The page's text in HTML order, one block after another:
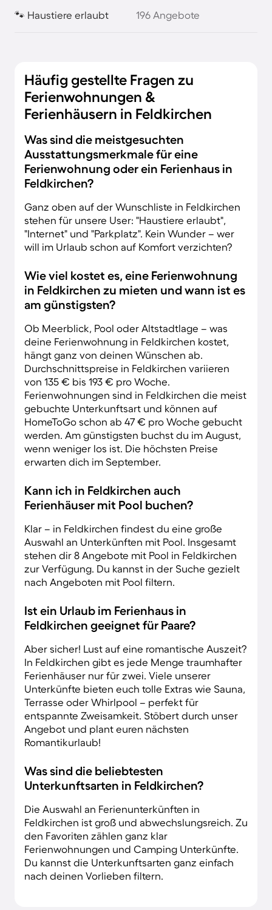
🐾 Haustiere erlaubt 196 Angebote
Häufig gestellte Fragen zu
Ferienwohnungen &
Ferienhäusern in Feldkirchen
Was sind die meistgesuchten
Ausstattungsmerkmale für eine
Ferienwohnung oder ein Ferienhaus in
Feldkirchen?
Ganz oben auf der Wunschliste in Feldkirchen
stehen für unsere User: "Haustiere erlaubt",
"Internet" und "Parkplatz". Kein Wunder – wer
will im Urlaub schon auf Komfort verzichten?
Wie viel kostet es, eine Ferienwohnung
in Feldkirchen zu mieten und wann ist es
am günstigsten?
Ob Meerblick, Pool oder Altstadtlage – was
deine Ferienwohnung in Feldkirchen kostet,
hängt ganz von deinen Wünschen ab.
Durchschnittspreise in Feldkirchen variieren
von 135 € bis 193 € pro Woche.
Ferienwohnungen sind in Feldkirchen die meist
gebuchte Unterkunftsart und können auf
HomeToGo schon ab 47 € pro Woche gebucht
werden. Am günstigsten buchst du im August,
wenn weniger los ist. Die höchsten Preise
erwarten dich im September.
Kann ich in Feldkirchen auch
Ferienhäuser mit Pool buchen?
Klar – in Feldkirchen findest du eine große
Auswahl an Unterkünften mit Pool. Insgesamt
stehen dir 8 Angebote mit Pool in Feldkirchen
zur Verfügung. Du kannst in der Suche gezielt
nach Angeboten mit Pool filtern.
Ist ein Urlaub im Ferienhaus in
Feldkirchen geeignet für Paare?
Aber sicher! Lust auf eine romantische Auszeit?
In Feldkirchen gibt es jede Menge traumhafter
Ferienhäuser nur für zwei. Viele unserer
Unterkünfte bieten euch tolle Extras wie Sauna,
Terrasse oder Whirlpool – perfekt für
entspannte Zweisamkeit. Stöbert durch unser
Angebot und plant euren nächsten
Romantikurlaub!
Was sind die beliebtesten
Unterkunftsarten in Feldkirchen?
Die Auswahl an Ferienunterkünften in
Feldkirchen ist groß und abwechslungsreich. Zu
den Favoriten zählen ganz klar
Ferienwohnungen und Camping Unterkünfte.
Du kannst die Unterkunftsarten ganz einfach
nach deinen Vorlieben filtern.